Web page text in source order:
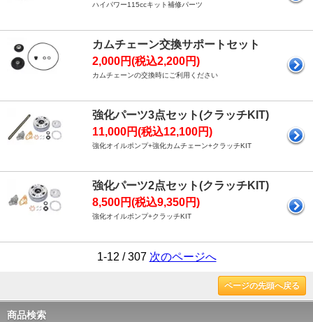
ハイパワー115ccキット補修パーツ
カムチェーン交換サポートセット
2,000円(税込2,200円)
カムチェーンの交換時にご利用ください
強化パーツ3点セット(クラッチKIT)
11,000円(税込12,100円)
強化オイルポンプ+強化カムチェーン+クラッチKIT
強化パーツ2点セット(クラッチKIT)
8,500円(税込9,350円)
強化オイルポンプ+クラッチKIT
1-12 / 307 次のページへ
ページの先頭へ戻る
商品検索